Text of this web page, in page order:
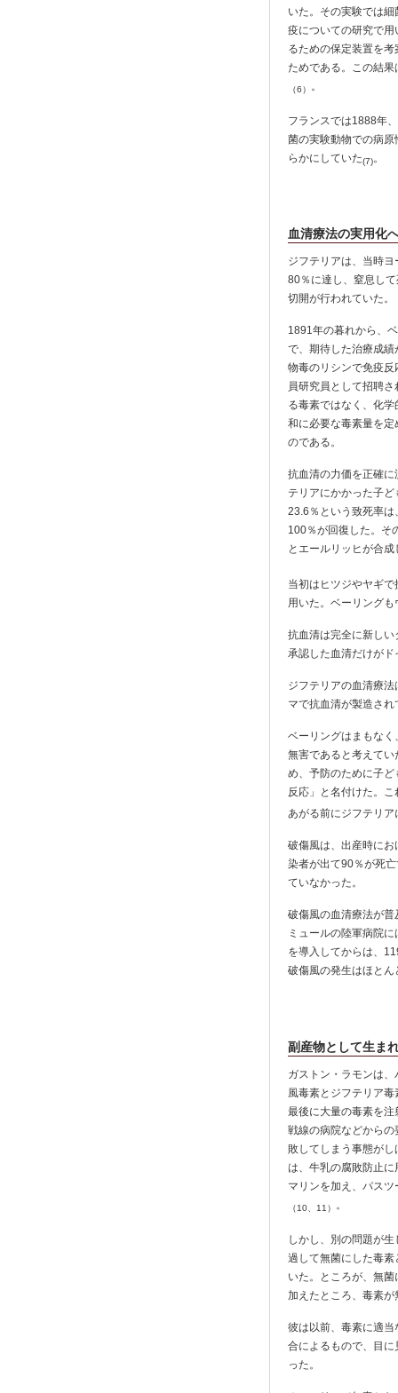
いた。その実験では
疫についての研究で
るための保定装置を
ためである。この結
（6） 。
フランスでは1888年
菌の実験動物での病
らかにしていた(7)。
血清療法の実用化
ジフテリアは、当時
80％に達し、窒息し
切開が行われていた。
1891年の暮れから、
で、期待した治療成
物毒のリシンで免疫
員研究員として招聘
る毒素ではなく、化
和に必要な毒素量を
のである。
抗血清の力価を正確
テリアにかかった子
23.6％という致死率
100％が回復した。そ
とエールリッヒが合
当初はヒツジやヤギ
用いた。ベーリング
抗血清は完全に新し
承認した血清だけが
ジフテリアの血清療
マで抗血清が製造さ
ベーリングはまもな
無害であると考えて
め、予防のために子
反応」と名付けた。
あがる前にジフテリ
破傷風は、出産時に
染者が出て90％が死
ていなかった。
破傷風の血清療法が
ミュールの陸軍病院
を導入してからは、
破傷風の発生はほとん
副産物として生ま
ガストン・ラモンは
風毒素とジフテリア
最後に大量の毒素を
戦線の病院などから
敗してしまう事態が
は、牛乳の腐敗防止
マリンを加え、パス
（10、11） 。
しかし、別の問題が
過して無菌にした毒
いた。ところが、無
加えたところ、毒素
彼は以前、毒素に適
合によるもので、目
った。